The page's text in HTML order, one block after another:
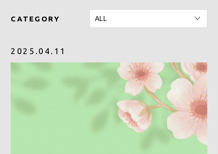
CATEGORY
2025.04.11
080-6134-3888